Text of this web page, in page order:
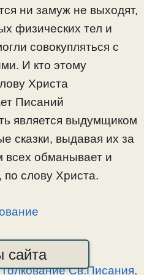
ни замуж не выходят,
физических тел и
совокупляться с
И кто этому
Христа
Писаний
является выдумщиком
сказки, выдавая их за
всех обманывает и
по слову Христа.
Толкование Св.Писания,
сайта